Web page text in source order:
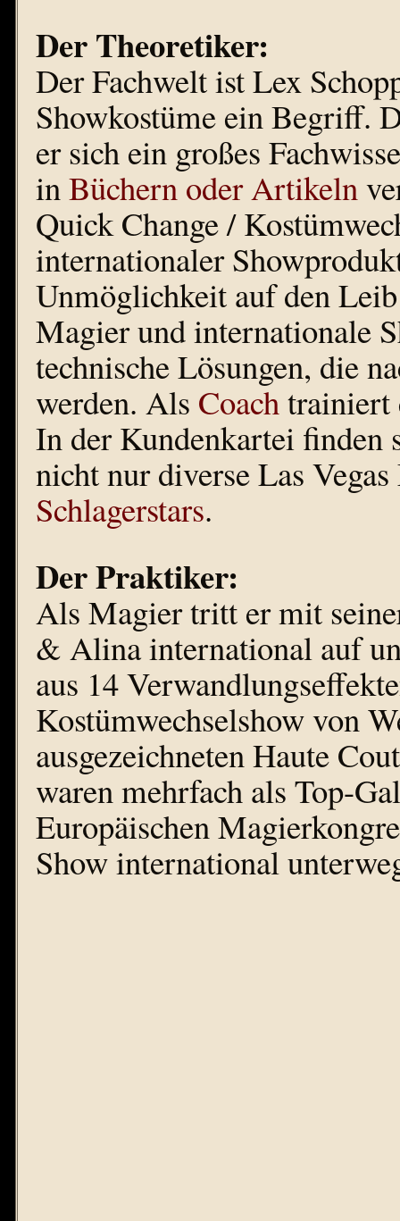
Der Theoretiker:
Der Fachwelt ist Lex
Showkostüme ein Begriff.
er sich ein großes
inBüchern oder Artikeln
Quick Change /
internationaler
Unmöglichkeit auf den
Magier und internationale
technische Lösungen, die
werden. Als Coachtrainiert
In der Kundenkartei finden
nicht nur diverse Las
Schlagerstars.
Der Praktiker:
Als Magier tritt er mit
& Alina international auf
aus 14
Kostümwechselshow von
ausgezeichneten Haute
waren mehrfach als Top-
Europäischen
Show international